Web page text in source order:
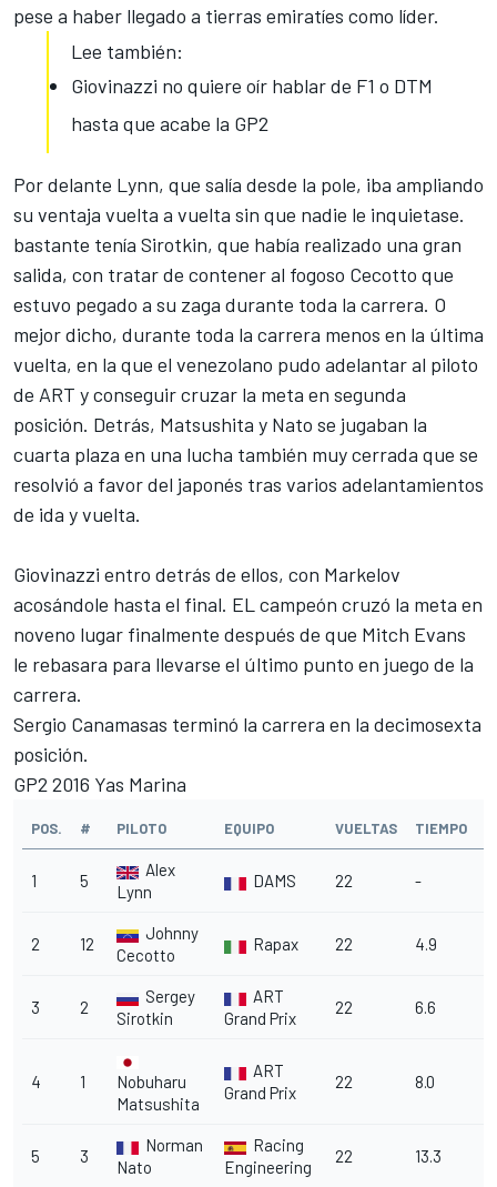
pese a haber llegado a tierras emiratíes como líder.
Lee también:
Giovinazzi no quiere oír hablar de F1 o DTM
hasta que acabe la GP2
Por delante Lynn, que salía desde la pole, iba ampliando
su ventaja vuelta a vuelta sin que nadie le inquietase.
bastante tenía Sirotkin, que había realizado una gran
salida, con tratar de contener al fogoso Cecotto que
estuvo pegado a su zaga durante toda la carrera. O
mejor dicho, durante toda la carrera menos en la última
vuelta, en la que el venezolano pudo adelantar al piloto
de ART y conseguir cruzar la meta en segunda
posición. Detrás, Matsushita y Nato se jugaban la
cuarta plaza en una lucha también muy cerrada que se
resolvió a favor del japonés tras varios adelantamientos
de ida y vuelta.
Giovinazzi entro detrás de ellos, con Markelov
acosándole hasta el final. EL campeón cruzó la meta en
noveno lugar finalmente después de que Mitch Evans
le rebasara para llevarse el último punto en juego de la
carrera.
Sergio Canamasas terminó la carrera en la decimosexta
posición.
GP2 2016 Yas Marina
POS. # PILOTO EQUIPO VUELTAS TIEMPO
1 5
Alex
Lynn
DAMS 22 -
2 12
Johnny
Cecotto
Rapax 22 4.9
3 2
Sergey
Sirotkin
ART
Grand Prix
22 6.6
4 1
Nobuharu
Matsushita
ART
Grand Prix
22 8.0
5 3
Norman
Nato
Racing
Engineering
22 13.3